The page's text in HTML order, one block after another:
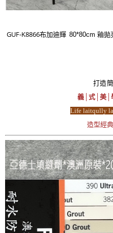
GUF-K8866布加迪輝 80*80cm 釉拋
打造
義│式│美│
Life laitqully
造型經